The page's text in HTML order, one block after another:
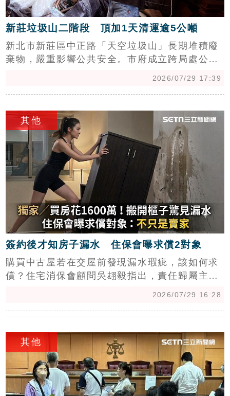
新莊垃圾山二階段 頂加1天清運逾5公噸
新北市新莊區中正路「天空垃圾山」長期堆積廢
棄物，嚴重影響公共安全。市府成立跨局處公安
理完畢。環保局與拆除大隊接力進場，後續將執
行違建強拆作業，徹底解決困擾鄰里30年的亂
象。市府感謝周邊住戶配合交通管制，強調將持
續維護環境與公安，確保當地居民擁有安全整潔
的生活空間，展現政府展現公權力掃除違建之決
心。
2026/07/29 17:39
其他
簽約後才知房子漏水 住保會曝求償2對象
購買中古屋若在交屋前發現漏水瑕疵，該如何求
償？住宅消保會顧問吳翃毅指出，責任歸屬主要
瑕疵，仍須負擔連帶賠償責任。專家建議，買方
費。此外，買方可依據《民法》瑕疵擔保規定，
確保自身權益，若賣方惡意隱瞞，買方甚至可要
求違約金或解除契約。提醒民眾，交屋前進行專
業驗屋是保障購屋安全的最關鍵步驟。
2026/07/29 16:28
其他